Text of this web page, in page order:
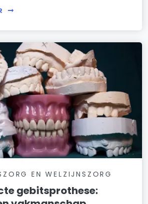
EN WELZIJNSZORG
gebitsprothese: